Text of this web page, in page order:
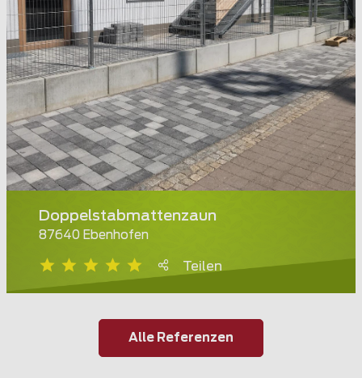
Doppelstabmattenzaun
87640 Ebenhofen
Teilen
Alle Referenzen